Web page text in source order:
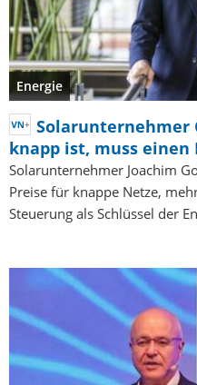
Energie
Solarunternehmer
knapp ist, muss einen
Solarunternehmer Joachim
Preise für knappe Netze,
Steuerung als Schlüssel der